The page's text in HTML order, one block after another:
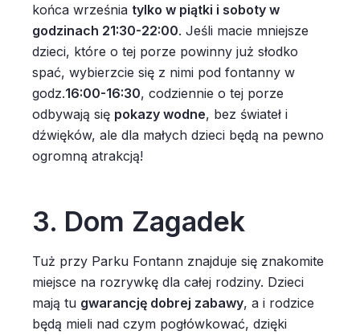
końca września tylko w piątki i soboty w
godzinach 21:30-22:00. Jeśli macie mniejsze
dzieci, które o tej porze powinny już słodko
spać, wybierzcie się z nimi pod fontanny w
godz.16:00-16:30, codziennie o tej porze
odbywają się pokazy wodne, bez świateł i
dźwięków, ale dla małych dzieci będą na pewno
ogromną atrakcją!
3. Dom Zagadek
Tuż przy Parku Fontann znajduje się znakomite
miejsce na rozrywkę dla całej rodziny. Dzieci
mają tu gwarancję dobrej zabawy, a i rodzice
będą mieli nad czym pogłówkować, dzięki